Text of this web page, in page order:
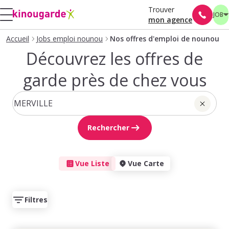
Trouver
mon agence
JOB
Accueil Jobs emploi nounou Nos offres d'emploi de nounou
Découvrez les offres de
garde près de chez vous
Rechercher
Vue Liste Vue Carte
Filtres